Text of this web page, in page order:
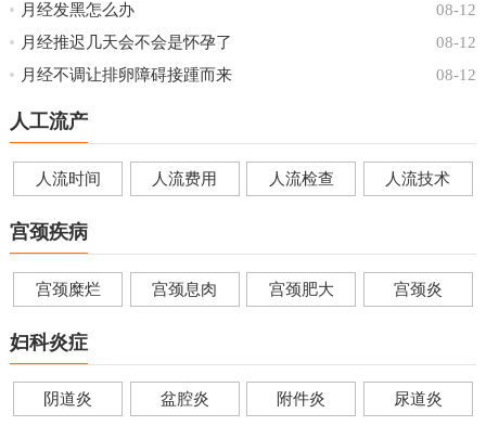
08-12
月经发黑怎么办
08-12
月经推迟几天会不会是怀孕了
08-12
月经不调让排卵障碍接踵而来
人工流产
人流时间 人流费用 人流检查 人流技术
宫颈疾病
宫颈糜烂 宫颈息肉 宫颈肥大 宫颈炎
妇科炎症
阴道炎 盆腔炎 附件炎 尿道炎